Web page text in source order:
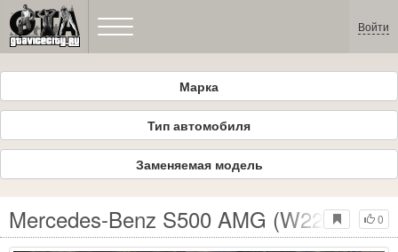
Войти
Марка
Тип автомобиля
Заменяемая модель
0
Mercedes-Benz S500 AMG (W223)